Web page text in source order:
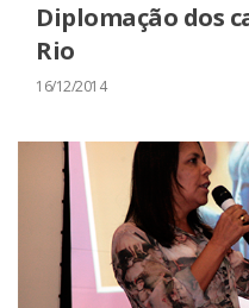
Diplomação dos
Rio
16/12/2014